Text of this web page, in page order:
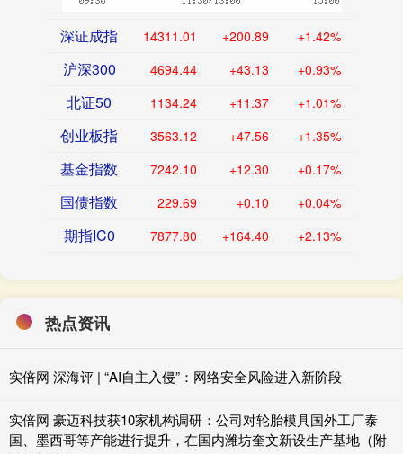
深证成指 14311.01 +200.89 +1.42%
沪深300 4694.44 +43.13 +0.93%
北证50 1134.24 +11.37 +1.01%
创业板指 3563.12 +47.56 +1.35%
基金指数 7242.10 +12.30 +0.17%
国债指数 229.69 +0.10 +0.04%
期指IC0 7877.80 +164.40 +2.13%
热点资讯
实倍网 深海评 | “AI自主入侵”：网络安全风险进入新阶段
实倍网 豪迈科技获10家机构调研：公司对轮胎模具国外工厂泰
国、墨西哥等产能进行提升，在国内潍坊奎文新设生产基地（附